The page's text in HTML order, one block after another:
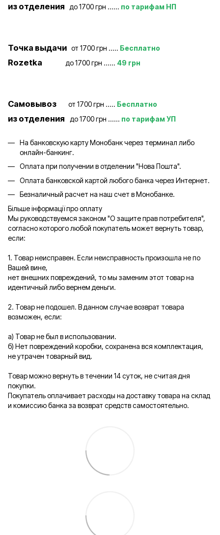
из отделения до 1700 грн ...... по тарифам НП
Точка выдачи от 1700 грн ..... Бесплатно
Rozetkaдо 1700 грн ...... 49 грн
Самовывоз от 1700 грн ..... Бесплатно
из отделения до 1700 грн ...... по тарифам УП
На банковскую карту Монобанк через терминал либо
онлайн-банкинг.
Оплата при получении в отделении "Нова Пошта".
Оплата банковской картой любого банка через Интернет.
Безналичный расчет на наш счет в Монобанке.
Більше інформації про оплату
Мы руководствуемся законом "О защите прав потребителя",
согласно которого любой покупатель может вернуть товар,
если:
1. Товар неисправен. Если неисправность произошла не по
Вашей вине,
нет внешних повреждений, то мы заменим этот товар на
идентичный либо вернем деньги.
2. Товар не подошел. В данном случае возврат товара
возможен, если:
а) Товар не был в использовании.
б) Нет повреждений коробки, сохранена вся комплектация,
не утрачен товарный вид.
Товар можно вернуть в течении 14 суток, не считая дня
покупки.
Покупатель оплачивает расходы на доставку товара на склад
и комиссию банка за возврат средств самостоятельно.